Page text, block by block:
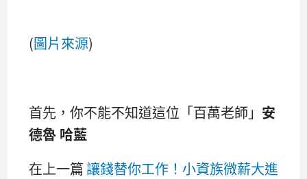
(圖片來源)
首先，你不能不知道這位「百萬老師」 安
德魯 哈藍
在上一篇讓錢替你工作！小資族微薪大進